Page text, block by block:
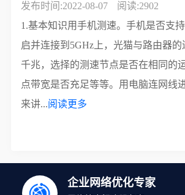
发布时间:2022-08-07
阅读:2902
1.基本知识用手机测速。手机是否支持
启并连接到5GHz上，光猫与路由器的
千兆，选择的测速节点是否在相同的
点带宽是否充足等等。用电脑连网线
来讲...阅读更多
企业网络优化专家